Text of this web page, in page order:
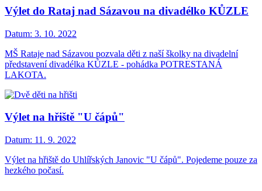
Výlet do Rataj nad Sázavou na divadélko KŮZLE
Datum: 3. 10. 2022
MŠ Rataje nad Sázavou pozvala děti z naší školky na divadelní
představení divadélka KŮZLE - pohádka POTRESTANÁ
LAKOTA.
Výlet na hřiště "U čápů"
Datum: 11. 9. 2022
Výlet na hřiště do Uhlířských Janovic "U čápů". Pojedeme pouze za
hezkého počasí.